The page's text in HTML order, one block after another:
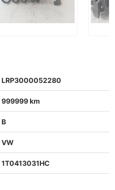
LRP3000052280
999999 km
B
VW
1T0413031HC